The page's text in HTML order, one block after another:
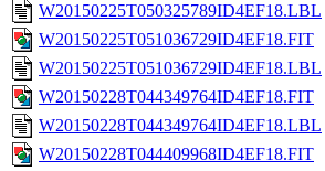
W20150225T050325789ID4EF18.LBL
W20150225T051036729ID4EF18.FIT
W20150225T051036729ID4EF18.LBL
W20150228T044349764ID4EF18.FIT
W20150228T044349764ID4EF18.LBL
W20150228T044409968ID4EF18.FIT